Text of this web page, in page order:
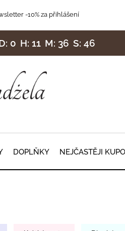
-10% za přihlášení
0 H: 11 M: 36 S: 43
DOPLŇKY NEJČASTĚJI